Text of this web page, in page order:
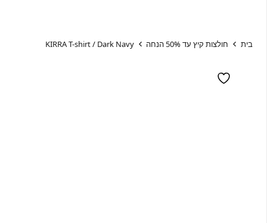
בית חולצות קיץ עד 50% הנחה KIRRA T-shirt / Dark Navy